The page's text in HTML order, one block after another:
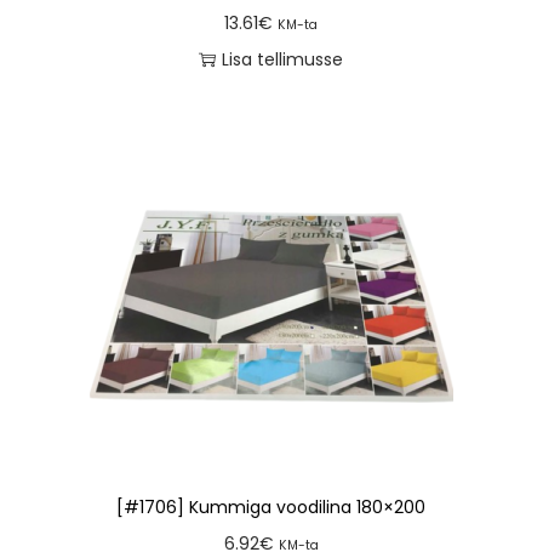
13.61€ KM-ta
Lisa tellimusse
[#1706] Kummiga voodilina 180×200
6.92€ KM-ta